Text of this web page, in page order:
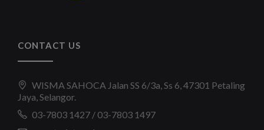
CONTACT US
WISMA SAHOCA Jalan SS 6/3a, Ss 6, 47301 Petaling
Jaya, Selangor.
03-7803 1427 / 03-7803 1497